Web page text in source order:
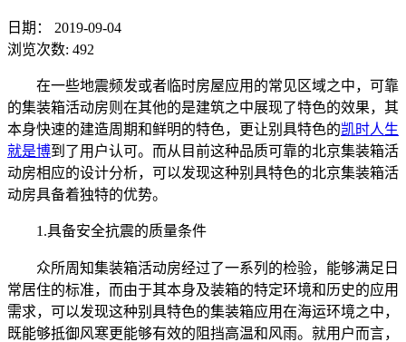
日期：
2019-09-04
浏览次数: 492
在一些地震频发或者临时房屋应用的常见区域之中，可靠
的集装箱活动房则在其他的是建筑之中展现了特色的效果，其
本身快速的建造周期和鲜明的特色，更让别具特色的凯时人生
就是博到了用户认可。而从目前这种品质可靠的北京集装箱活
动房相应的设计分析，可以发现这种别具特色的北京集装箱活
动房具备着独特的优势。
1.具备安全抗震的质量条件
众所周知集装箱活动房经过了一系列的检验，能够满足日
常居住的标准，而由于其本身及装箱的特定环境和历史的应用
需求，可以发现这种别具特色的集装箱应用在海运环境之中，
既能够抵御风寒更能够有效的阻挡高温和风雨。就用户而言，